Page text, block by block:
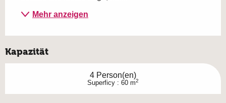
Mehr anzeigen
Kapazität
4 Person(en)
Superficy : 60 m2